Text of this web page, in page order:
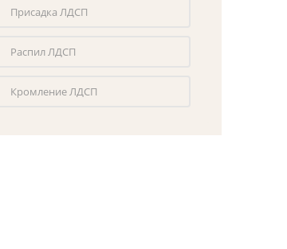
Присадка ЛДСП
Распил ЛДСП
Кромление ЛДСП